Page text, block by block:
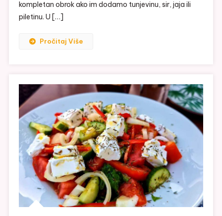
kompletan obrok ako im dodamo tunjevinu, sir, jaja ili
piletinu. U […]
Pročitaj Više